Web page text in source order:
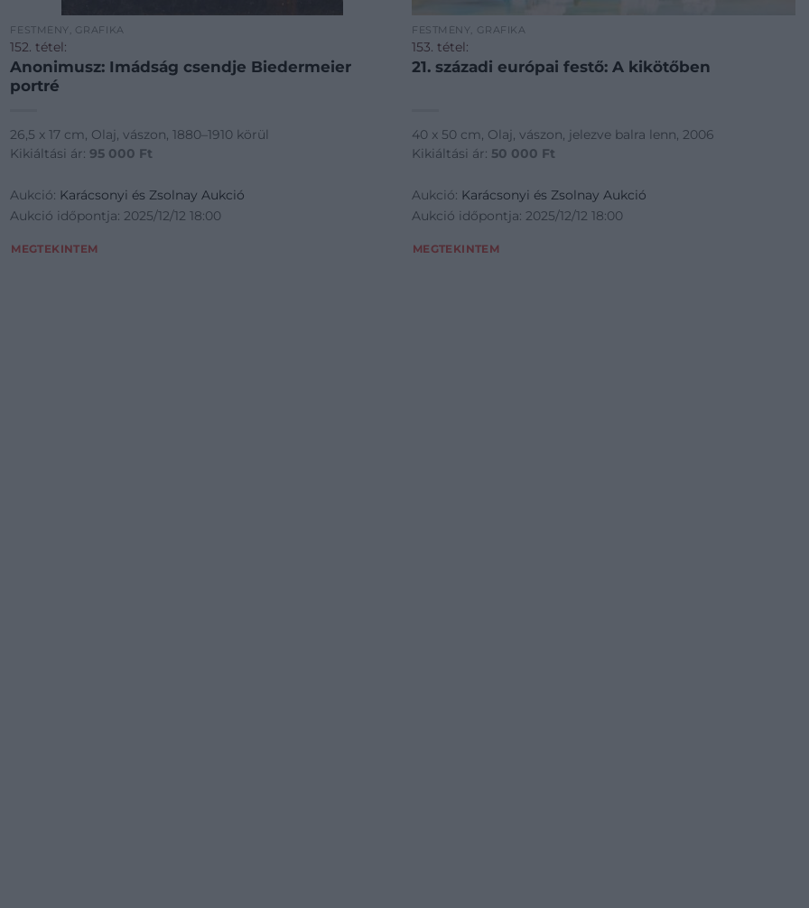
FESTMÉNY, GRAFIKA
152. tétel:
Anonimusz: Imádság csendje Biedermeier
portré
26,5 x 17 cm, Olaj, vászon, 1880–1910 körül
Kikiáltási ár: 95 000 Ft
Aukció: Karácsonyi és Zsolnay Aukció
Aukció időpontja: 2025/12/12 18:00
MEGTEKINTEM
FESTMÉNY, GRAFIKA
153. tétel:
21. századi európai festő: A kikötőben
40 x 50 cm, Olaj, vászon, jelezve balra lenn, 2006
Kikiáltási ár: 50 000 Ft
Aukció: Karácsonyi és Zsolnay Aukció
Aukció időpontja: 2025/12/12 18:00
MEGTEKINTEM